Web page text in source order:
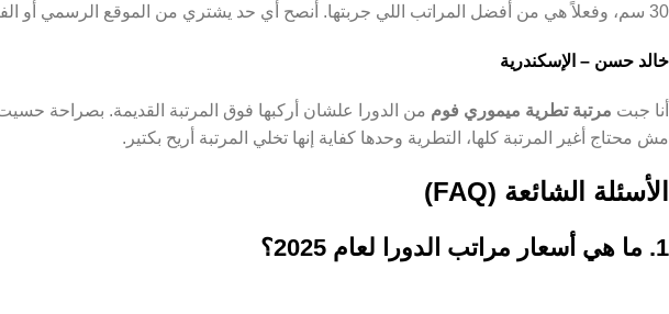
30 سم، وفعلاً هي من أفضل المراتب اللي جربتها. أنصح أي حد يشتري من الموقع الرسمي أو الفروع المعتمدة.”
خالد حسن – الإسكندرية
أنا جبت مرتبة تطرية ميموري فوم من الدورا علشان أركبها فوق المرتبة القديمة. بصراحة
مش محتاج أغير المرتبة كلها، التطرية وحدها كفاية إنها تخلي المرتبة أريح بكتير.
الأسئلة الشائعة (FAQ)
1. ما هي أسعار مراتب الدورا لعام 2025؟